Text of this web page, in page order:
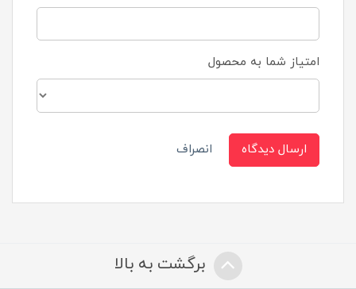
امتیاز شما به محصول
ارسال دیدگاه انصراف
برگشت به بالا